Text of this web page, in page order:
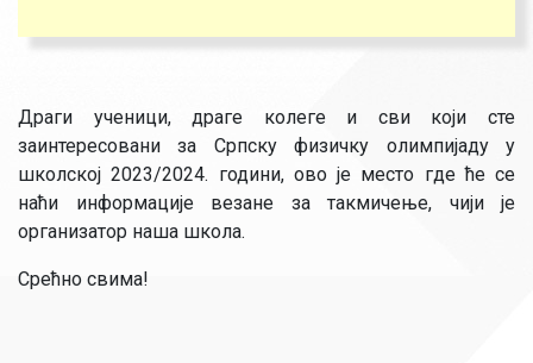
Драги ученици, драге колеге и сви који сте
заинтересовани за Српску физичку олимпијаду у
школској 2023/2024. години, ово је место где ће се
наћи информације везане за такмичење, чији је
организатор наша школа.
Срећно свима!